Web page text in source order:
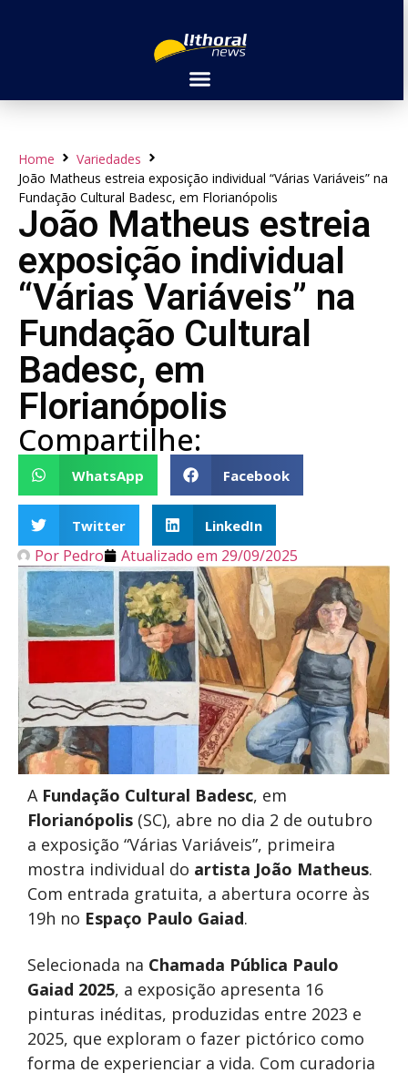
Home
Variedades
João Matheus estreia exposição individual “Várias Variáveis” na
Fundação Cultural Badesc, em Florianópolis
João Matheus estreia
exposição individual
“Várias Variáveis” na
Fundação Cultural
Badesc, em
Florianópolis
Compartilhe:
WhatsApp Facebook
Twitter LinkedIn
Por Pedro Atualizado em 29/09/2025
A Fundação Cultural Badesc, em
Florianópolis (SC), abre no dia 2 de outubro
a exposição “Várias Variáveis”, primeira
mostra individual do artista João Matheus.
Com entrada gratuita, a abertura ocorre às
19h no Espaço Paulo Gaiad.
Selecionada na Chamada Pública Paulo
Gaiad 2025, a exposição apresenta 16
pinturas inéditas, produzidas entre 2023 e
2025, que exploram o fazer pictórico como
forma de experienciar a vida. Com curadoria